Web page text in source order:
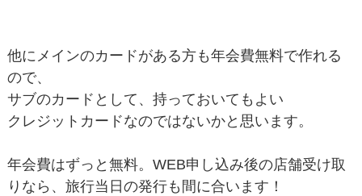
他にメインのカードがある方も年会費無料で作れる
ので、
サブのカードとして、持っておいてもよい
クレジットカードなのではないかと思います。
年会費はずっと無料。WEB申し込み後の店舗受け取
りなら、旅行当日の発行も間に合います！